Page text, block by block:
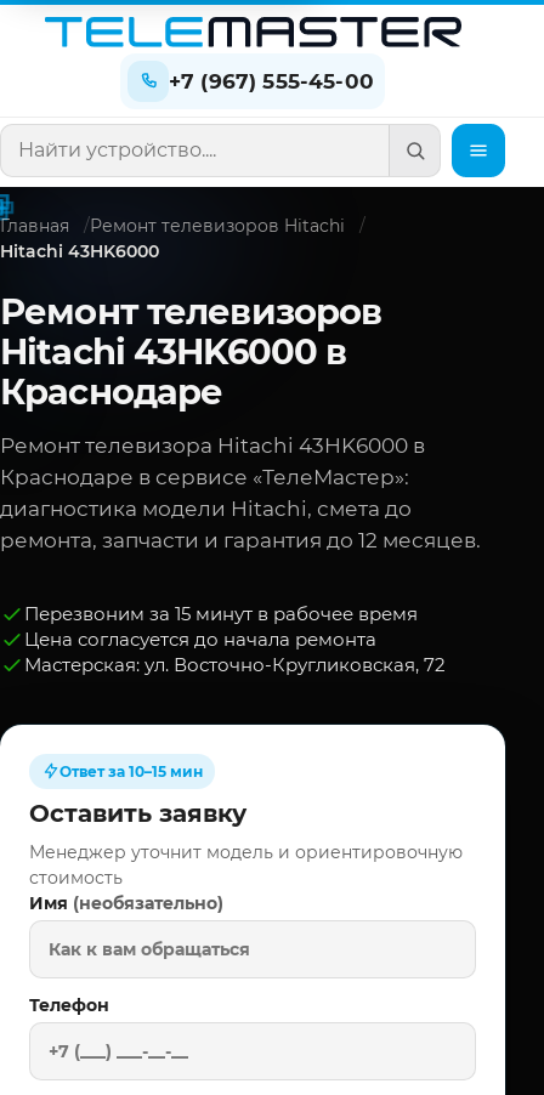
+7 (967) 555-45-00
Поиск по сайту
Главная
Ремонт телевизоров Hitachi
Hitachi 43HK6000
Ремонт телевизоров
Hitachi 43HK6000 в
Краснодаре
Ремонт телевизора Hitachi 43HK6000 в
Краснодаре в сервисе «ТелеМастер»:
диагностика модели Hitachi, смета до
ремонта, запчасти и гарантия до 12 месяцев.
Перезвоним за 15 минут в рабочее время
Цена согласуется до начала ремонта
Мастерская: ул. Восточно-Кругликовская, 72
Ответ за 10–15 мин
Оставить заявку
Менеджер уточнит модель и ориентировочную
стоимость
Имя (необязательно)
Телефон